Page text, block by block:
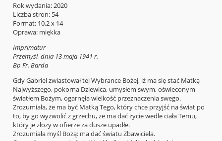
Rok wydania: 2020
Liczba stron: 54
Format: 10,2 x 14
Oprawa: miękka
Imprimatur
Przemyśl, dnia 13 maja 1941 r.
Bp Fr. Barda
Gdy Gabriel zwiastował tej Wybrance Bożej, iż ma się stać Matką
Najwyższego, pokorna Dziewica, umysłem swym, oświeconym
światłem Bożym, ogarnęła wielkość przeznaczenia swego.
Zrozumiała, że ma być Matką Tego, który chce przyjść na świat po
to, by go wyzwolić z grzechu, że ma dać życie wedle ciała Temu,
który je złoży w ofierze za dusze upadłe.
Zrozumiała myśl Bożą: ma dać światu Zbawiciela.